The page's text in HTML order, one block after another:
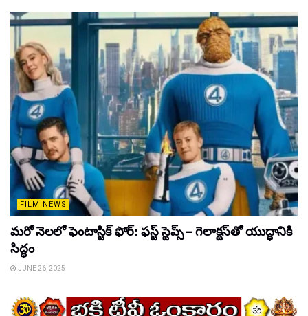
FILM NEWS
మరో నెలలో ఫెంటాస్టిక్ ఫోర్: ఫస్ట్ స్టెప్స్ – గెలాక్టస్‌తో యుద్ధానికి
సిద్ధం
JUNE 26, 2025